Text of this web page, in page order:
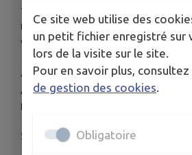
- Sortez vos déchets le
ramassés le lundi à l'heure de
vous soyez présent ou non.
Attention :3 m3 maximum par
Au-delà,la déchèterie vous
toujours
SERVICE RÉSERVÉ AUX
Ce site web utilise des
un petit fichier enregistré sur
lors de la visite sur le site.
Pour en savoir plus,
de gestion des cookies.
Obligatoire